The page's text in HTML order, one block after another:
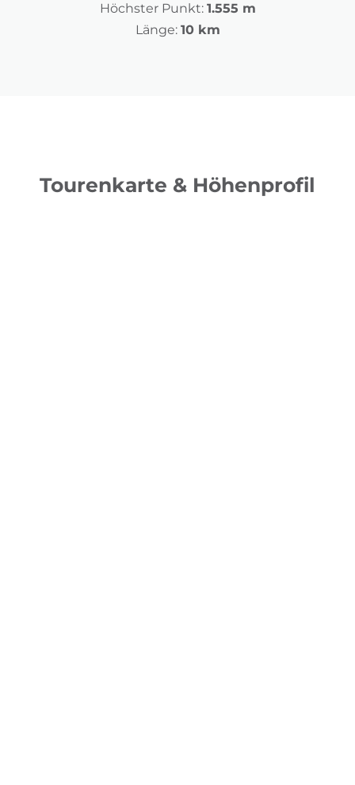
Höchster Punkt: 1.555 m
Länge: 10 km
Tourenkarte & Höhenprofil